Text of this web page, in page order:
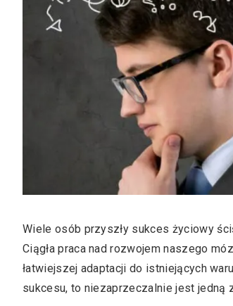
Wiele osób przyszły sukces życiowy
Ciągła praca nad rozwojem naszego
łatwiejszej adaptacji do istniejących
sukcesu, to niezaprzeczalnie jest jedną